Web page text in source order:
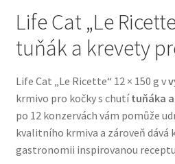
Vše pro psy — Krmivo, doplňky,
Boudy a výběhy
Bozita pro psy — Švédské
Brit pro psy
Life Cat „Le
tuňák a krevety
Life Cat „Le Ricette“ 12 × 150 g v
krmivo pro kočky s chutítuňáka
po 12 konzervách vám pomůže
kvalitního krmiva a zároveň dává
gastronomii inspirovanou